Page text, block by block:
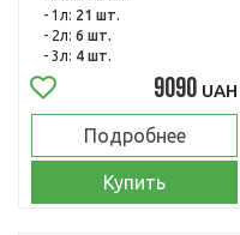
- 1л: 21 шт.
- 2л: 6 шт.
- 3л: 4 шт.
9090 UAH
Подробнее
Купить